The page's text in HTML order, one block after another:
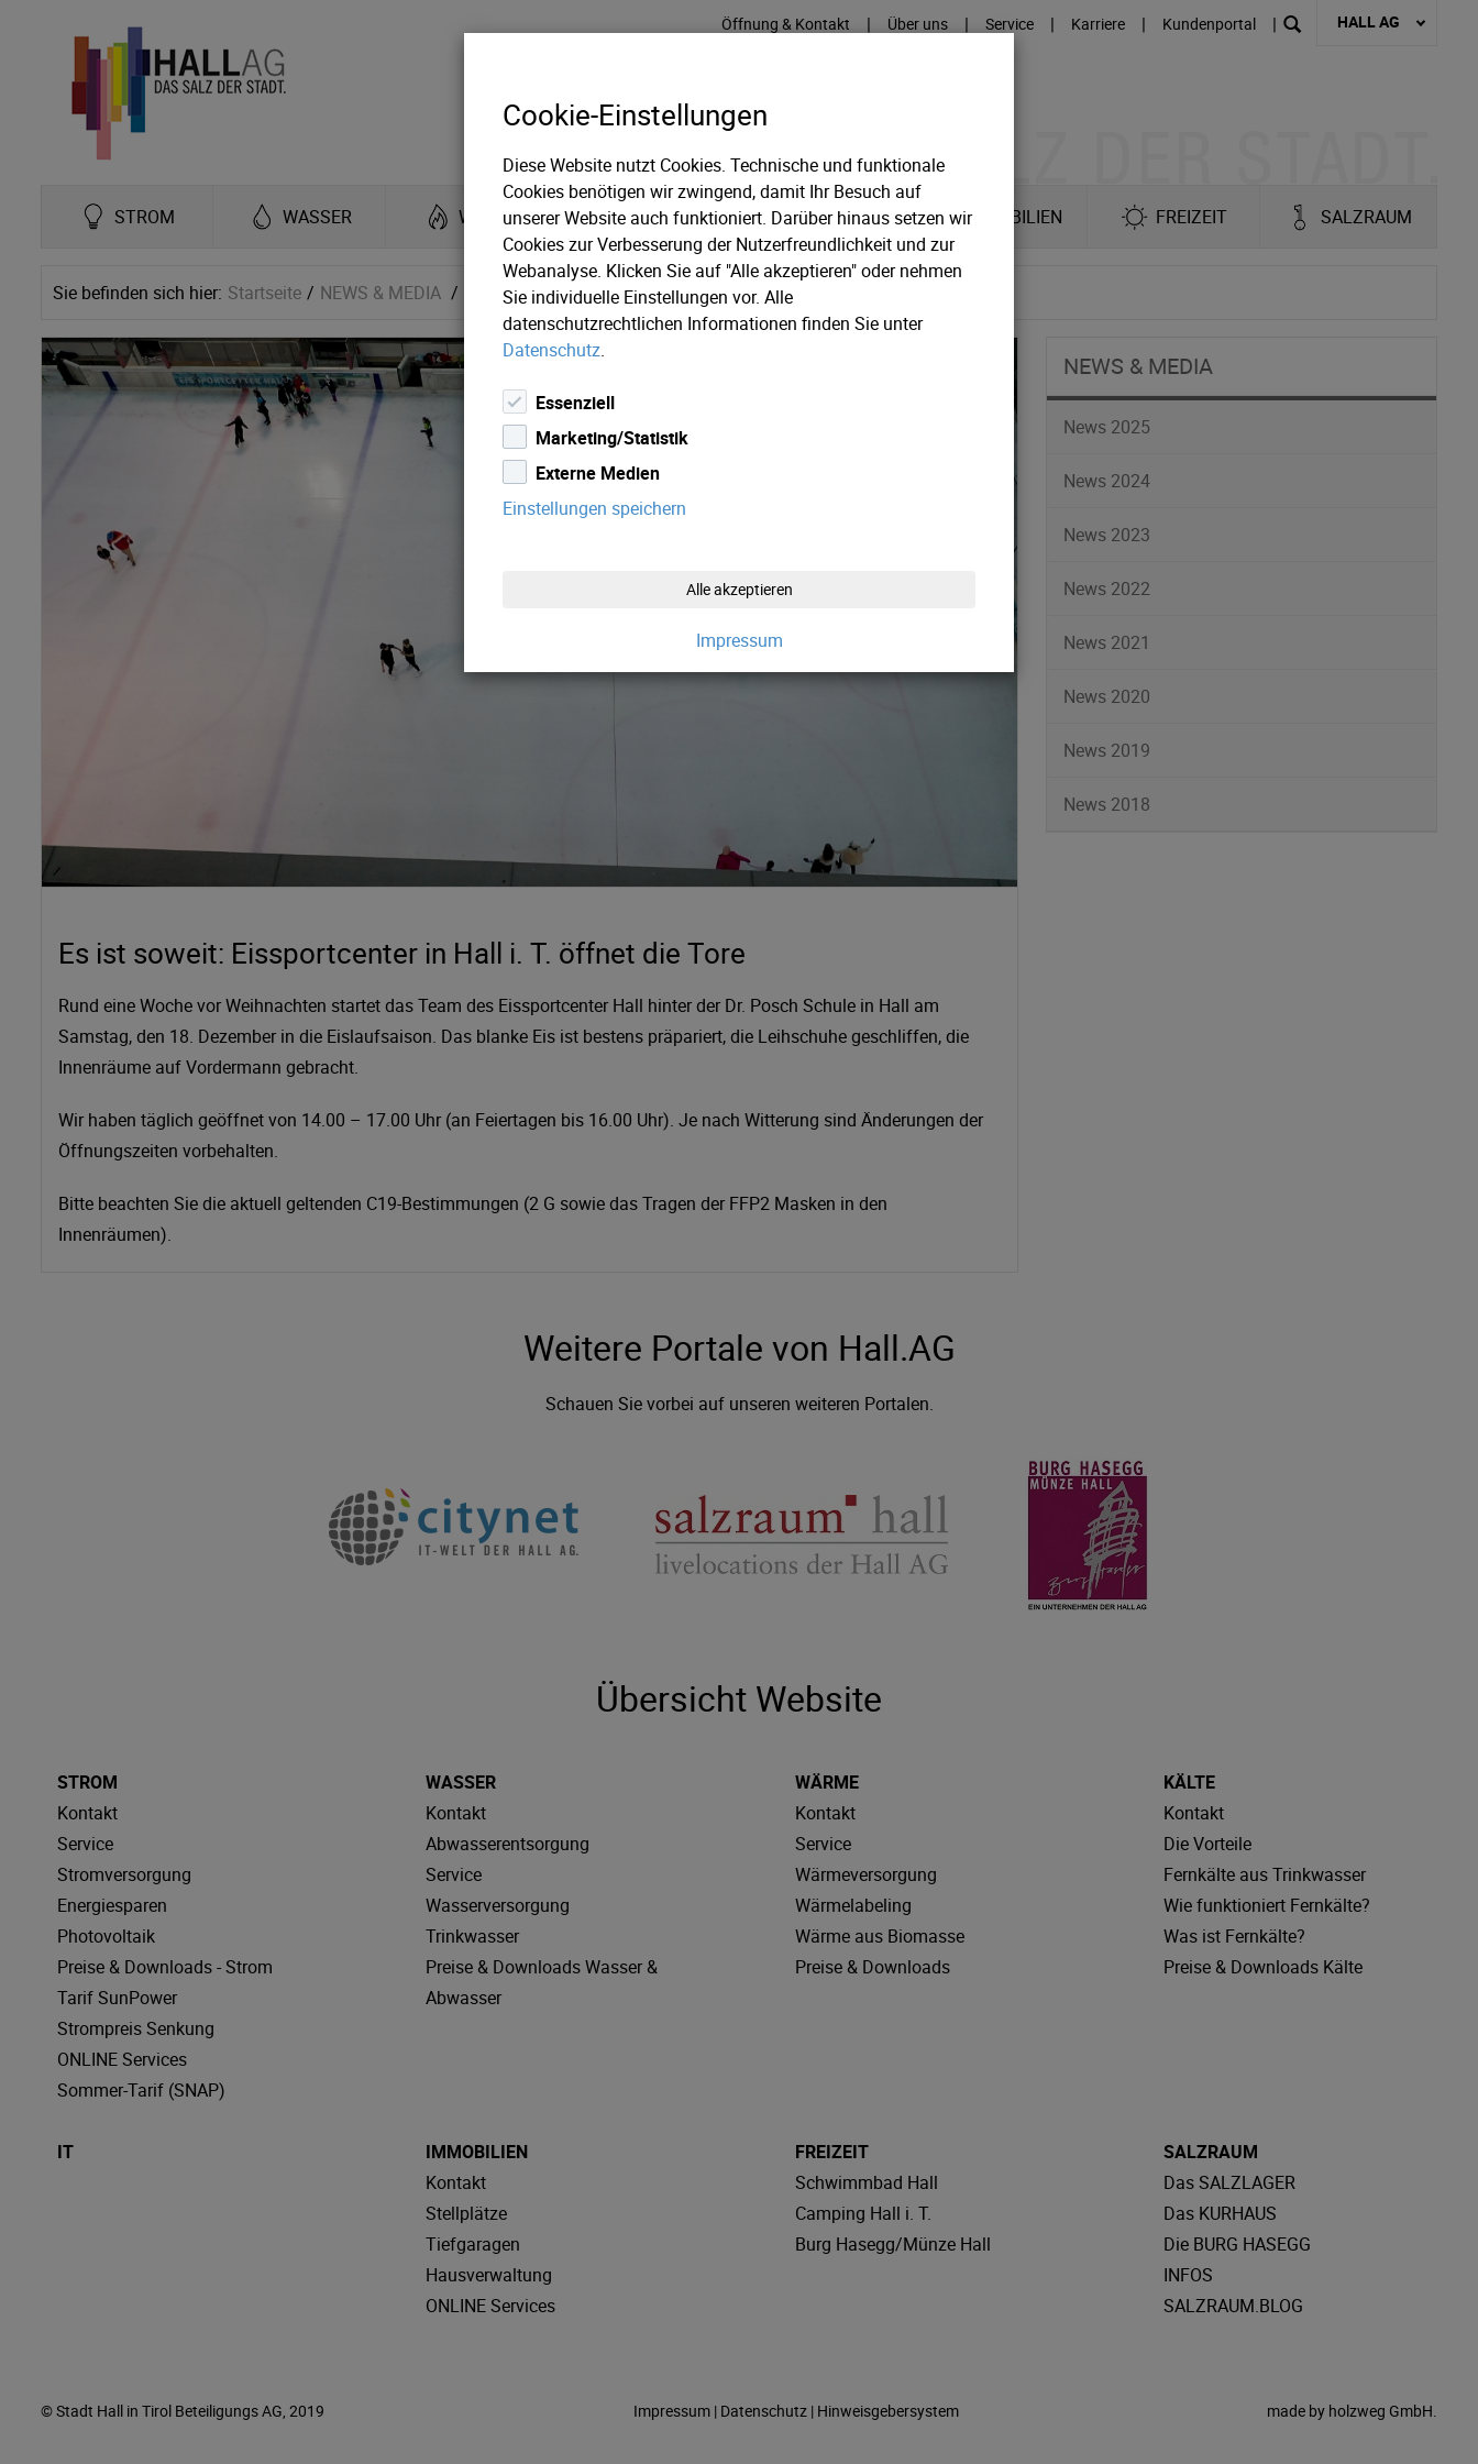
Öffnung & Kontakt | Über uns | Service | Karriere | Kundenportal | HALL AG
STROM WASSER WÄRME KÄLTE IT IMMOBILIEN FREIZEIT SALZRAUM
Sie befinden sich hier: Startseite NEWS & MEDIA News 2022 Es ist soweit: Eissportcenter in Hall i. T. öffnet die Tore
Es ist soweit: Eissportcenter in Hall i. T. öffnet die Tore
Rund eine Woche vor Weihnachten startet das Team des Eissportcenter Hall hinter der Dr. Posch Schule in Hall am
Samstag, den 18. Dezember in die Eislaufsaison. Das blanke Eis ist bestens präpariert, die Leihschuhe geschliffen, die
Innenräume auf Vordermann gebracht.
Wir haben täglich geöffnet von 14.00 – 17.00 Uhr (an Feiertagen bis 16.00 Uhr). Je nach Witterung sind Änderungen der
Öffnungszeiten vorbehalten.
Bitte beachten Sie die aktuell geltenden C19-Bestimmungen (2 G sowie das Tragen der FFP2 Masken in den
Innenräumen).
NEWS & MEDIA
News 2025
News 2024
News 2023
News 2022
News 2021
News 2020
News 2019
News 2018
Weitere Portale von Hall.AG
Schauen Sie vorbei auf unseren weiteren Portalen.
Übersicht Website
STROM
Kontakt
Service
Stromversorgung
Energiesparen
Photovoltaik
Preise & Downloads - Strom
Tarif SunPower
Strompreis Senkung
ONLINE Services
Sommer-Tarif (SNAP)
WASSER
Kontakt
Abwasserentsorgung
Service
Wasserversorgung
Trinkwasser
Preise & Downloads Wasser &
Abwasser
WÄRME
Kontakt
Service
Wärmeversorgung
Wärmelabeling
Wärme aus Biomasse
Preise & Downloads
KÄLTE
Kontakt
Die Vorteile
Fernkälte aus Trinkwasser
Wie funktioniert Fernkälte?
Was ist Fernkälte?
Preise & Downloads Kälte
IT
IMMOBILIEN
Kontakt
Stellplätze
Tiefgaragen
Hausverwaltung
ONLINE Services
FREIZEIT
Schwimmbad Hall
Camping Hall i. T.
Burg Hasegg/Münze Hall
SALZRAUM
Das SALZLAGER
Das KURHAUS
Die BURG HASEGG
INFOS
SALZRAUM.BLOG
© Stadt Hall in Tirol Beteiligungs AG, 2019 Impressum| Datenschutz| Hinweisgebersystem made by holzweg GmbH.
Cookie-Einstellungen
Diese Website nutzt Cookies. Technische und funktionale
Cookies benötigen wir zwingend, damit Ihr Besuch auf
unserer Website auch funktioniert. Darüber hinaus setzen wir
Cookies zur Verbesserung der Nutzerfreundlichkeit und zur
Webanalyse. Klicken Sie auf "Alle akzeptieren" oder nehmen
Sie individuelle Einstellungen vor. Alle
datenschutzrechtlichen Informationen finden Sie unter
Datenschutz.
Essenziell
Marketing/Statistik
Externe Medien
Einstellungen speichern
Alle akzeptieren
Impressum